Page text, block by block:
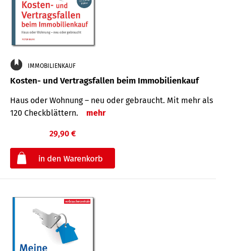
IMMOBILIENKAUF
Kosten- und Vertragsfallen beim Immobilienkauf
Haus oder Wohnung – neu oder gebraucht. Mit mehr als
120 Check­blättern.
mehr
29,90 €